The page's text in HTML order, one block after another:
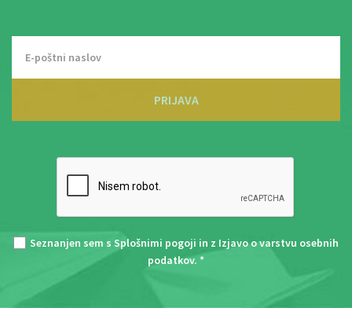
PRIJAVA
Seznanjen sem s Splošnimi pogoji in z Izjavo o varstvu osebnih
podatkov. *